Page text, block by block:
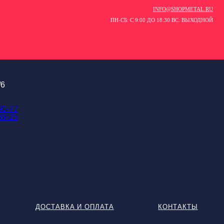
INFO@SHOPMETAL.RU
ПН-СБ: С 9:00 ДО 18:30 ВС: ВЫХОДНОЙ
77
25
ДОСТАВКА И ОПЛАТА КОНТАКТЫ